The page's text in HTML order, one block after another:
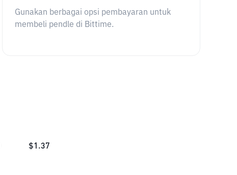
Gunakan berbagai opsi pembayaran untuk
membeli pendle di Bittime.
$1.37